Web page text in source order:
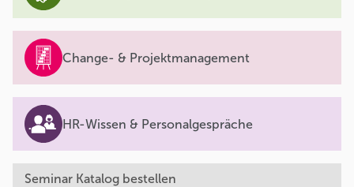
Change- & Projektmanagement
HR-Wissen & Personalgespräche
Seminar Katalog bestellen